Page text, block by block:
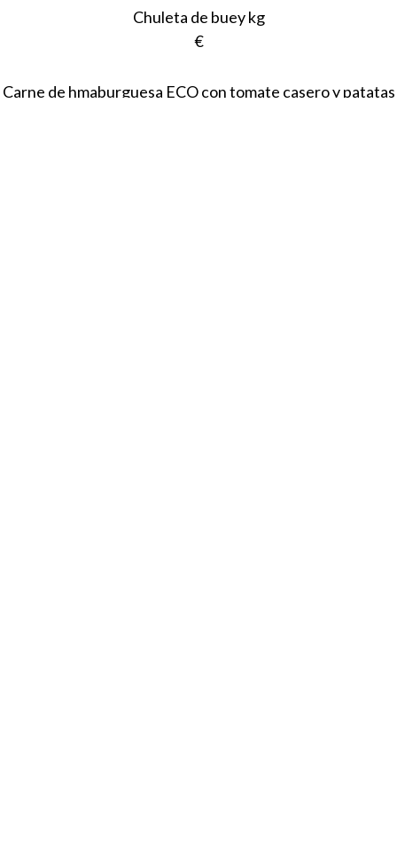
Chuleta de buey kg
€
Carne de hmaburguesa ECO con tomate casero y patatas